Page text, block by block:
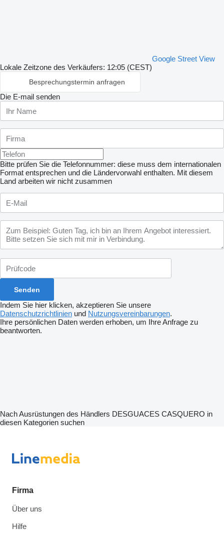
Google Street View
Lokale Zeitzone des Verkäufers: 12:05 (CEST)
Besprechungstermin anfragen
Die E-mail senden
Bitte prüfen Sie die Telefonnummer: diese muss dem internationalen
Format entsprechen und die Ländervorwahl enthalten. Mit diesem
Land arbeiten wir nicht zusammen
Indem Sie hier klicken, akzeptieren Sie unsere
Datenschutzrichtlinien und Nutzungsvereinbarungen.
Ihre persönlichen Daten werden erhoben, um Ihre Anfrage zu
beantworten.
Nach Ausrüstungen des Händlers DESGUACES CASQUERO in
diesen Kategorien suchen
Firma
Über uns
Hilfe